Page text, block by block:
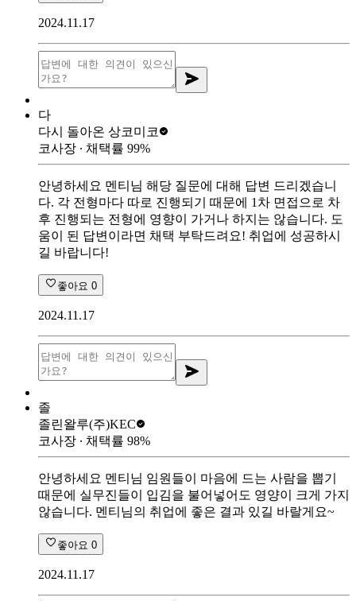
2024.11.17
다
다시 돌아온 상코미코
코사장 ∙ 채택률 99%
안녕하세요 멘티님 해당 질문에 대해 답변 드리겠습니
다. 각 전형마다 따로 진행되기 때문에 1차 면접으로 차
후 진행되는 전형에 영향이 가거나 하지는 않습니다. 도
움이 된 답변이라면 채택 부탁드려요! 취업에 성공하시
길 바랍니다!
좋아요 0
2024.11.17
졸
졸린왈루(주)KEC
코사장 ∙ 채택률 98%
안녕하세요 멘티님 임원들이 마음에 드는 사람을 뽑기
때문에 실무진들이 입김을 불어넣어도 영양이 크게 가지
않습니다. 멘티님의 취업에 좋은 결과 있길 바랄게요~
좋아요 0
2024.11.17